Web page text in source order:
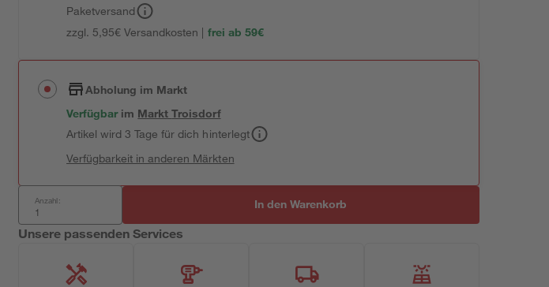
Paketversand
zzgl. 5,95€ Versandkosten | frei ab 59€
Abholung im Markt
Verfügbar im MarktTroisdorf
Artikel wird 3 Tage für dich hinterlegt
Verfügbarkeit in anderen Märkten
Anzahl: In den Warenkorb
Unsere passenden Services